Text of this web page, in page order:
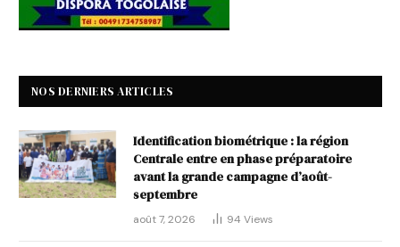
NOS DERNIERS ARTICLES
Identification biométrique : la région
Centrale entre en phase préparatoire
avant la grande campagne d’août-
septembre
août 7, 2026 94 Views